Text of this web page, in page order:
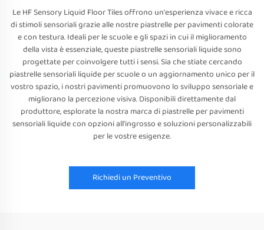
Le HF Sensory Liquid Floor Tiles offrono un'esperienza vivace e ricca
di stimoli sensoriali grazie alle nostre piastrelle per pavimenti colorate
e con testura. Ideali per le scuole e gli spazi in cui il miglioramento
della vista è essenziale, queste piastrelle sensoriali liquide sono
progettate per coinvolgere tutti i sensi. Sia che stiate cercando
piastrelle sensoriali liquide per scuole o un aggiornamento unico per il
vostro spazio, i nostri pavimenti promuovono lo sviluppo sensoriale e
migliorano la percezione visiva. Disponibili direttamente dal
produttore, esplorate la nostra marca di piastrelle per pavimenti
sensoriali liquide con opzioni all'ingrosso e soluzioni personalizzabili
per le vostre esigenze.
Richiedi un Preventivo